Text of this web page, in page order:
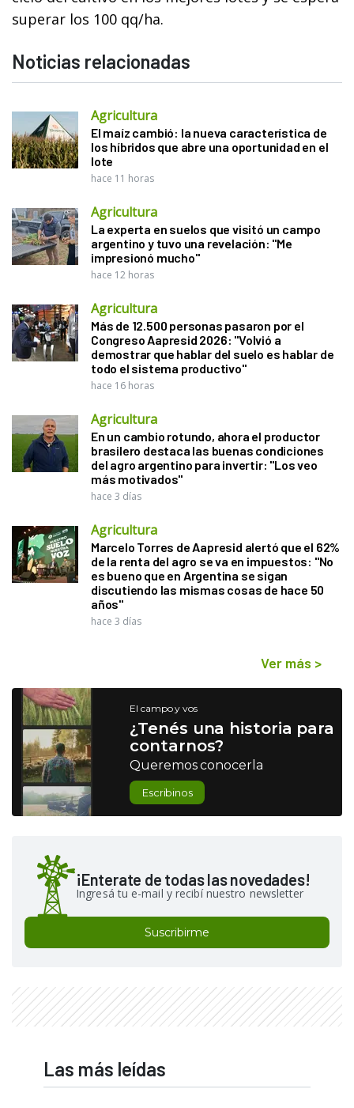
superar los 100 qq/ha.
Noticias relacionadas
Agricultura
El maíz cambió: la nueva característica de
los híbridos que abre una oportunidad en el
lote
hace 11 horas
Agricultura
La experta en suelos que visitó un campo
argentino y tuvo una revelación: "Me
impresionó mucho"
hace 12 horas
Agricultura
Más de 12.500 personas pasaron por el
Congreso Aapresid 2026: "Volvió a
demostrar que hablar del suelo es hablar de
todo el sistema productivo"
hace 16 horas
Agricultura
En un cambio rotundo, ahora el productor
brasilero destaca las buenas condiciones
del agro argentino para invertir: "Los veo
más motivados"
hace 3 días
Agricultura
Marcelo Torres de Aapresid alertó que el 62%
de la renta del agro se va en impuestos: "No
es bueno que en Argentina se sigan
discutiendo las mismas cosas de hace 50
años"
hace 3 días
Ver más >
El campo y vos
¿Tenés una historia para
contarnos?
Queremos conocerla
Escribinos
¡Enterate de todas las novedades!
Ingresá tu e-mail y recibí nuestro newsletter
Suscribirme
Las más leídas